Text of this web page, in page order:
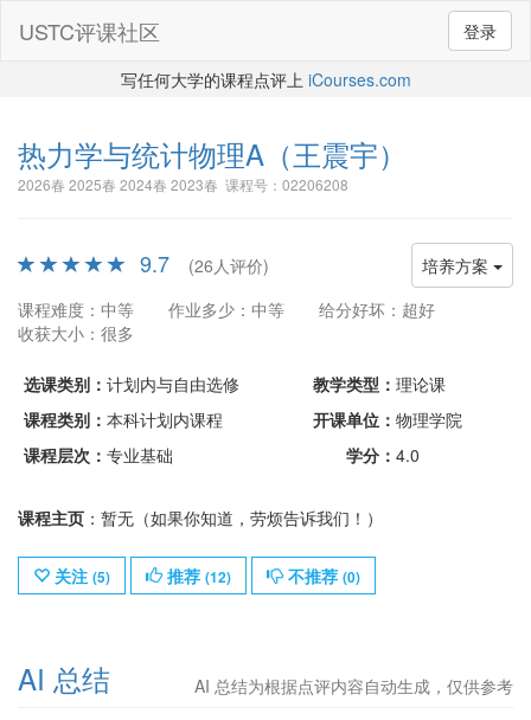
登录
USTC评课社区
写任何大学的课程点评上 iCourses.com
热力学与统计物理A （王震宇）
2026春 2025春 2024春 2023春 课程号：02206208
培养方案
9.7
(26人评价)
课程难度：中等
作业多少：中等
给分好坏：超好
收获大小：很多
选课类别： 计划内与自由选修 教学类型： 理论课
课程类别： 本科计划内课程 开课单位： 物理学院
课程层次： 专业基础 学分： 4.0
课程主页 ：暂无（如果你知道，劳烦告诉我们！）
关注 (5) 推荐 (12) 不推荐 (0)
AI 总结 AI 总结为根据点评内容自动生成，仅供参考